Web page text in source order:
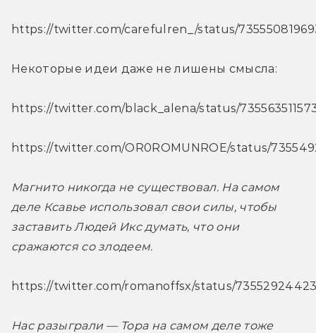
https://twitter.com/carefulren_/status/
Некоторые идеи даже не лишены смысла:
https://twitter.com/black_alena/status/
https://twitter.com/OR0ROMUNROE/status/
Магнито никогда не существовал. На самом
деле Ксавье использовал свои силы, чтобы
заставить Людей Икс думать, что они
сражаются со злодеем.
https://twitter.com/romanoffsx/status/
Нас разыграли — Тора на самом деле тоже